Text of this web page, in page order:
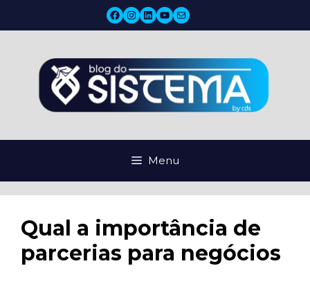
conteúdo
Facebook
Instagram
LinkedIn
YouTube
Mail
Menu
Qual a importância de
parcerias para negócios